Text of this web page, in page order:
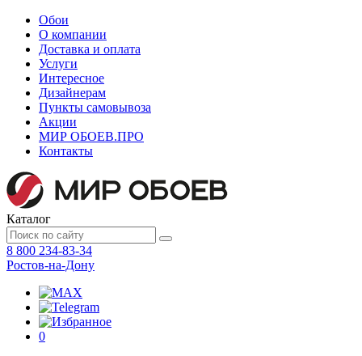
Обои
О компании
Доставка и оплата
Услуги
Интересное
Дизайнерам
Пункты самовывоза
Акции
МИР ОБОЕВ.ПРО
Контакты
Каталог
8 800 234-83-34
Ростов-на-Дону
0